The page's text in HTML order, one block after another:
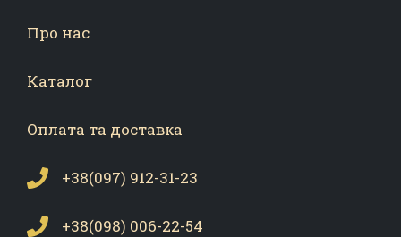
Про нас
Каталог
Оплата та доставка
+38(097) 912-31-23
+38(098) 006-22-54